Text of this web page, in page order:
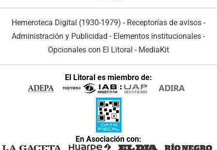
Hemeroteca Digital (1930-1979) - Receptorías de avisos -
Administración y Publicidad - Elementos institucionales -
Opcionales con El Litoral - MediaKit
El Litoral es miembro de:
En Asociación con: